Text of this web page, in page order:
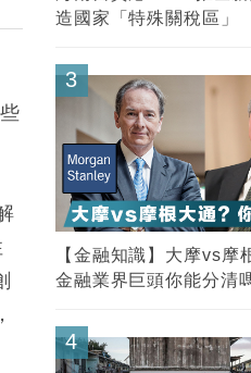
造國家「特殊關稅區」
3
【金融知識】大摩vs摩
金融業界巨頭你能分清
4